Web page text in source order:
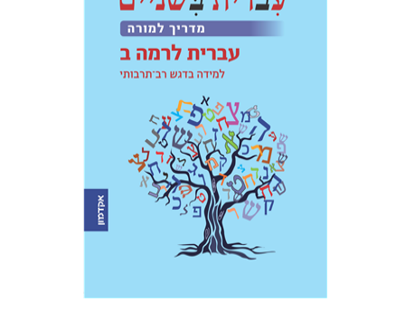
דליה רוט-גביזון דנה ספקטור
הנחת אתר ספר אלקטרוני
$12